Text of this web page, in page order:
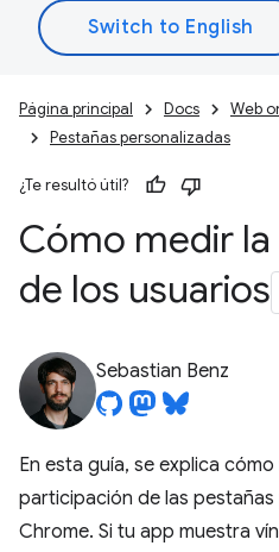
Página principal Docs
Web
Pestañas personalizadas
¿Te resultó útil?
Cómo medir
de los usuarios
Sebastian Benz
En esta guía, se explica
participación de las
Chrome. Si tu app muestra